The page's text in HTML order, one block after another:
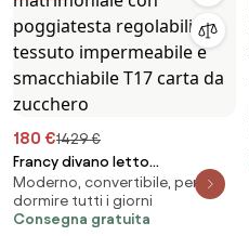
180 €1429 €
Francy divano letto
matrimoniale con poggiatesta
regolabili in tessuto
impermeabile e smacchiabile
Moderno, convertibile, per
dormire tutti i giorni
Consegna gratuita